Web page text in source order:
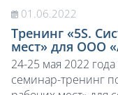
01.06.2022
Тренинг «5S.
мест» для ООО
24-25 мая 2022
семинар-тренинг